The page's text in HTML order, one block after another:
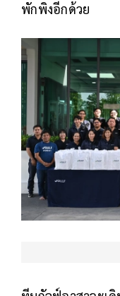
พักพิงอีกด้วย